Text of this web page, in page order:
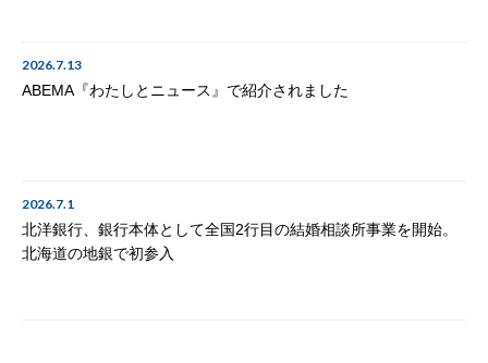
2026.7.13
ABEMA『わたしとニュース』で紹介されました
2026.7.1
北洋銀行、銀行本体として全国2行目の結婚相談所事業を開始。
北海道の地銀で初参入